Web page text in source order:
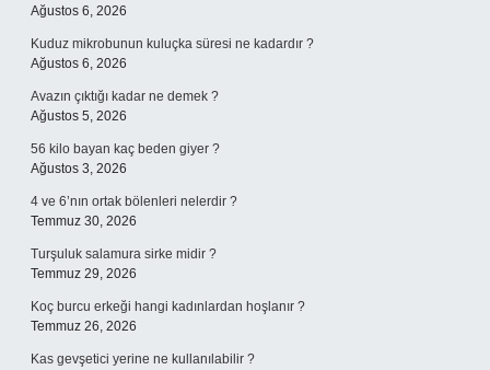
Ağustos 6, 2026
Kuduz mikrobunun kuluçka süresi ne kadardır ?
Ağustos 6, 2026
Avazın çıktığı kadar ne demek ?
Ağustos 5, 2026
56 kilo bayan kaç beden giyer ?
Ağustos 3, 2026
4 ve 6’nın ortak bölenleri nelerdir ?
Temmuz 30, 2026
Turşuluk salamura sirke midir ?
Temmuz 29, 2026
Koç burcu erkeği hangi kadınlardan hoşlanır ?
Temmuz 26, 2026
Kas gevşetici yerine ne kullanılabilir ?